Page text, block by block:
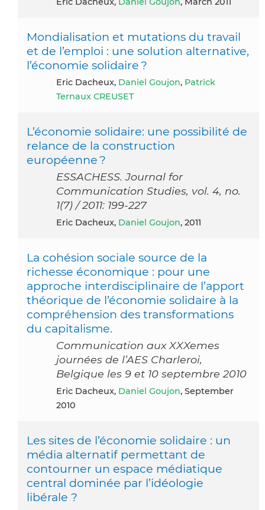
Mondialisation et mutations du travail
et de l’emploi : une solution alternative,
l’économie solidaire ?
Eric Dacheux, Daniel Goujon, Patrick
Ternaux CREUSET
L’économie solidaire: une possibilité de
relance de la construction
européenne ?
ESSACHESS. Journal for
Communication Studies, vol. 4, no.
1(7) / 2011: 199-227
Eric Dacheux, Daniel Goujon, 2011
La cohésion sociale source de la
richesse économique : pour une
approche interdisciplinaire de l’apport
théorique de l’économie solidaire à la
compréhension des transformations
du capitalisme.
Communication aux XXXemes
journées de l’AES Charleroi,
Belgique les 9 et 10 septembre 2010
Eric Dacheux, Daniel Goujon, September
2010
Les sites de l’économie solidaire : un
média alternatif permettant de
contourner un espace médiatique
central dominée par l’idéologie
libérale ?